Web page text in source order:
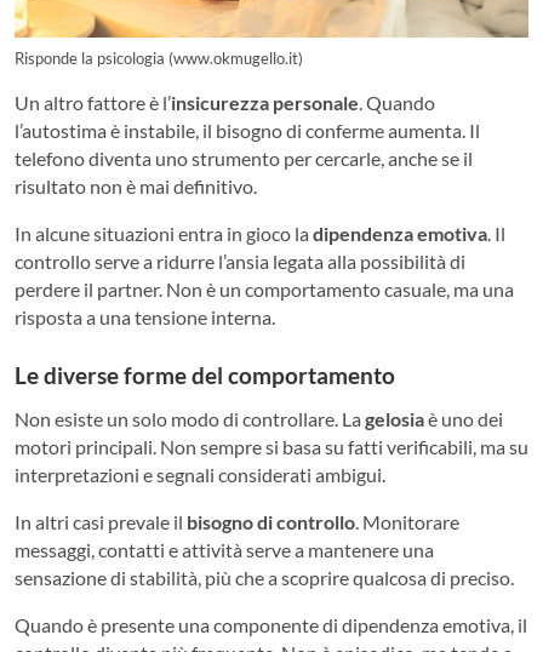
Risponde la psicologia (www.okmugello.it)
Un altro fattore è l’insicurezza personale. Quando
l’autostima è instabile, il bisogno di conferme aumenta. Il
telefono diventa uno strumento per cercarle, anche se il
risultato non è mai definitivo.
In alcune situazioni entra in gioco la dipendenza emotiva. Il
controllo serve a ridurre l’ansia legata alla possibilità di
perdere il partner. Non è un comportamento casuale, ma una
risposta a una tensione interna.
Le diverse forme del comportamento
Non esiste un solo modo di controllare. La gelosiaè uno dei
motori principali. Non sempre si basa su fatti verificabili, ma su
interpretazioni e segnali considerati ambigui.
In altri casi prevale il bisogno di controllo . Monitorare
messaggi, contatti e attività serve a mantenere una
sensazione di stabilità, più che a scoprire qualcosa di preciso.
Quando è presente una componente di dipendenza emotiva, il